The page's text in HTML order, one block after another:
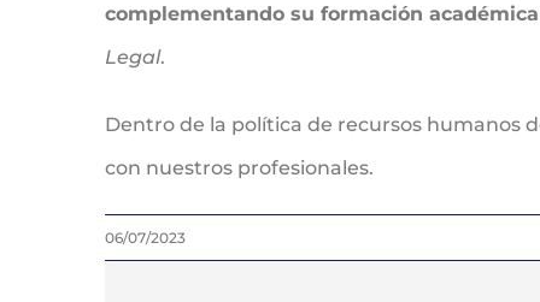
complementando su formación
Legal.
Dentro de la política de recursos humanos
con nuestros profesionales.
06/07/2023